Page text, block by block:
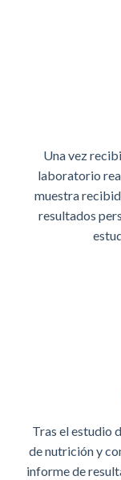
Una vez
laboratorio
muestra
resultados
Tras el estudio
de nutrición y
informe de